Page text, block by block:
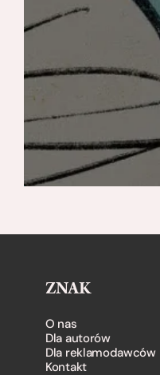
ZNAK
O nas
Dla autorów
Dla reklamodawców
Kontakt